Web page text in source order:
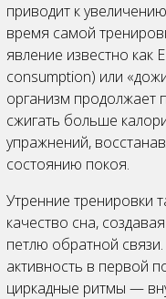
приводит к
время самой
явление известно как
consumption) или
организм продолжает
сжигать больше
упражнений,
состоянию покоя.
Утренние тренировки
качество сна,
петлю обратной
активность в первой
циркадные ритмы —